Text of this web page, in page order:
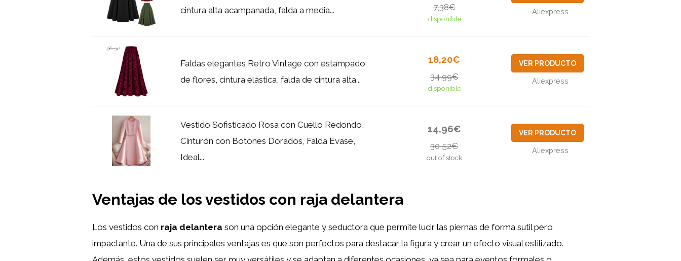
cintura alta acampanada, falda a media...
7,38€
disponible
Aliexpress
Faldas elegantes Retro Vintage con estampado
de flores, cintura elástica, falda de cintura alta...
18,20€
34,99€
disponible
VER PRODUCTO
Aliexpress
Vestido Sofisticado Rosa con Cuello Redondo,
Cinturón con Botones Dorados, Falda Evase,
Ideal...
14,96€
30,52€
out of stock
VER PRODUCTO
Aliexpress
Ventajas de los vestidos con raja delantera
Los vestidos con raja delantera son una opción elegante y seductora que permite lucir las piernas de forma sutil pero
impactante. Una de sus principales ventajas es que son perfectos para destacar la figura y crear un efecto visual estilizado.